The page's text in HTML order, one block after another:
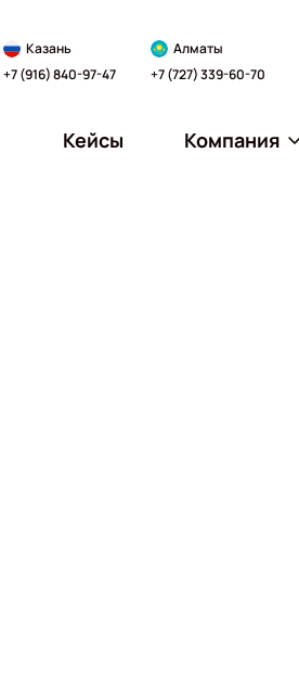
Казань
+7 (916) 840-97-47
Алматы
+7 (727) 339-60-70
Кейсы Компания